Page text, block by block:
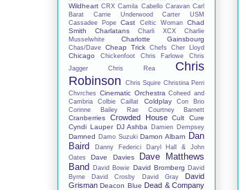
Wildheart CRX Camila Cabello Caravan Carl
Barat
Carrie Underwood
Carter USM
Cassadee Pope
Cast Celtic Woman
Chad
Smith
Charlatans Charli XCX
Charlie
Musselwhite
Charlotte Gainsbourg
Chas/Dave Cheap Trick Chefs Cher Lloyd
Chicago Chickenfoot Chris Farlowe
Chris
Jagger
Chris Rea
Chris
Robinson
Chris Squire Christina Perri
Chvrches Cinematic Orchestra Coheed and
Cambria
Colbie Caillat Coldplay
Con Brio
Corinne Bailey Rae
Courtney Barnett
Cranberries Crowded House Cult
Cure
Cyndi Lauper DJ Ashba Damien Dempsey
Damned Damo Suzuki Damon Albarn
Dan
Baird
Danny Federici
Daryl Hall & John
Oates
Dave Davies
Dave Matthews
Band
David Bowie David Bromberg David
Byrne
David Crosby David Gray
David
Grisman Deacon Blue Dead & Company